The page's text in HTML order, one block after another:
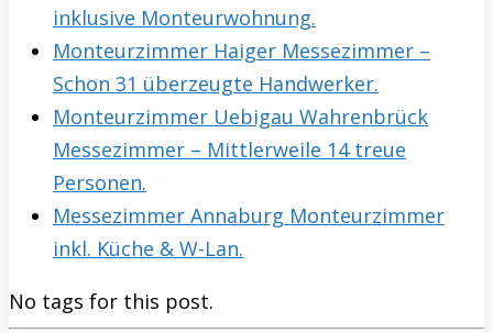
inklusive Monteurwohnung.
Monteurzimmer Haiger Messezimmer –
Schon 31 überzeugte Handwerker.
Monteurzimmer Uebigau Wahrenbrück
Messezimmer – Mittlerweile 14 treue
Personen.
Messezimmer Annaburg Monteurzimmer
inkl. Küche & W-Lan.
No tags for this post.